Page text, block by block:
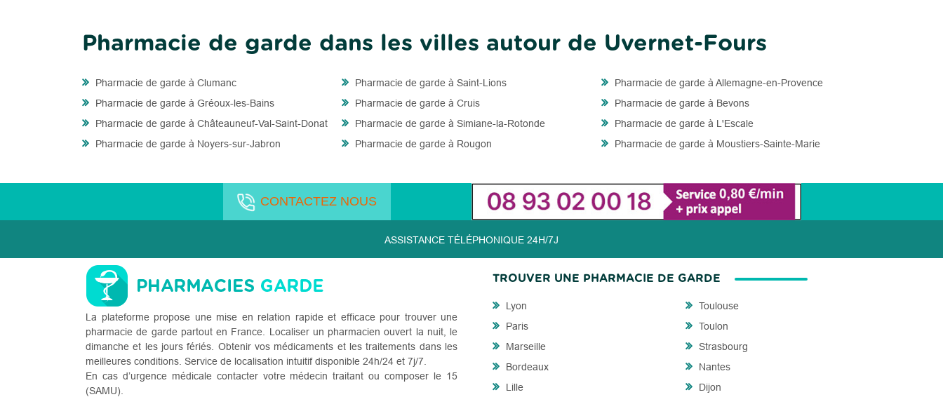
Pharmacie de garde dans les villes autour de Uvernet-Fours
Pharmacie de garde à Clumanc
Pharmacie de garde à Gréoux-les-Bains
Pharmacie de garde à Châteauneuf-Val-Saint-Donat
Pharmacie de garde à Noyers-sur-Jabron
Pharmacie de garde à Saint-Lions
Pharmacie de garde à Cruis
Pharmacie de garde à Simiane-la-Rotonde
Pharmacie de garde à Rougon
Pharmacie de garde à Allemagne-en-Provence
Pharmacie de garde à Bevons
Pharmacie de garde à L'Escale
Pharmacie de garde à Moustiers-Sainte-Marie
CONTACTEZ NOUS
ASSISTANCE TÉLÉPHONIQUE 24H/7J
La plateforme propose une mise en relation rapide et efficace pour trouver une
pharmacie de garde partout en France. Localiser un pharmacien ouvert la nuit, le
dimanche et les jours fériés. Obtenir vos médicaments et les traitements dans les
meilleures conditions. Service de localisation intuitif disponible 24h/24 et 7j/7.
En cas d’urgence médicale contacter votre médecin traitant ou composer le 15
(SAMU).
TROUVER UNE PHARMACIE DE GARDE
Lyon
Paris
Marseille
Bordeaux
Lille
Toulouse
Toulon
Strasbourg
Nantes
Dijon